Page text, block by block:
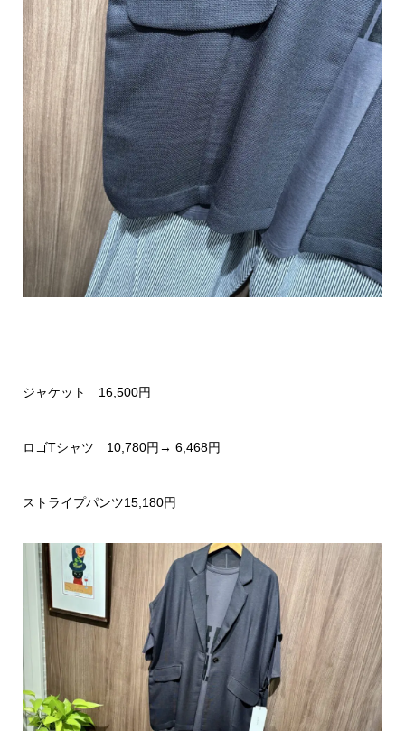
ジャケット 16,500円
ロゴTシャツ 10,780円→ 6,468円
ストライプパンツ15,180円